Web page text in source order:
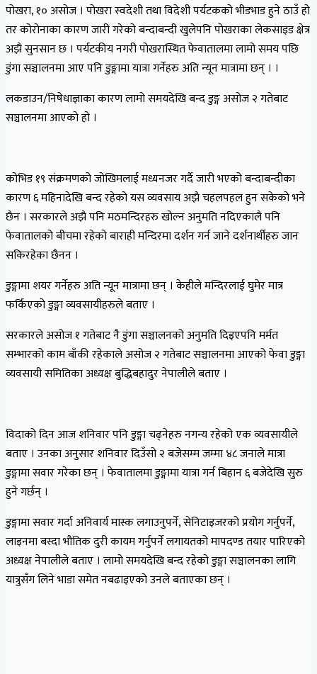
पोखरा, १० असोज । पोखरा स्वदेशी तथा विदेशी पर्यटकको भीडभाड हुने ठाउँ हो
तर कोरोनाका कारण जारी गरेको बन्दाबन्दी खुलेपनि पोखराका लेकसाइड क्षेत्र
अझै सुनसान छ । पर्यटकीय नगरी पोखरास्थित फेवातालमा लामो समय पछि
डुंगा सञ्चालनमा आए पनि डुङ्गामा यात्रा गर्नेहरु अति न्यून मात्रामा छन् । ।
लकडाउन/निषेधाज्ञाका कारण लामो समयदेखि बन्द डुङ्ग असोज २ गतेबाट
सञ्चालनमा आएको हो ।
कोभिड १९ संक्रमणको जोखिमलाई मध्यनजर गर्दै जारी भएको बन्दाबन्दीका
कारण ६ महिनादेखि बन्द रहेको यस व्यवसाय अझै चहलपहल हुन सकेको भने
छैन । सरकारले अझै पनि मठमन्दिरहरु खोल्न अनुमति नदिएकालै पनि
फेवातालको बीचमा रहेको बाराही मन्दिरमा दर्शन गर्न जाने दर्शनार्थीहरु जान
सकिरहेका छैनन ।
डुङ्गामा शयर गर्नेहरु अति न्यून मात्रामा छन् । केहीले मन्दिरलाई घुमेर मात्र
फर्किएको डुङ्गा व्यवसायीहरुले बताए ।
सरकारले असोज १ गतेबाट नै डुंगा सञ्चालनको अनुमति दिइएपनि मर्मत
सम्भारको काम बाँकी रहेकाले असोज २ गतेबाट सञ्चालनमा आएको फेवा डुङ्गा
व्यवसायी समितिका अध्यक्ष बुद्धिबहादुर नेपालीले बताए ।
विदाको दिन आज शनिवार पनि डुङ्गा चढ्नेहरु नगन्य रहेको एक व्यवसायीले
बताए । उनका अनुसार शनिवार दिउँसो २ बजेसम्म जम्मा ४८ जनाले मात्रा
डुङ्गामा सवार गरेका छन् । फेवातालमा डुङ्गामा यात्रा गर्न बिहान ६ बजेदेखि सुरु
हुने गर्छन् ।
डुङ्गामा सवार गर्दा अनिवार्य मास्क लगाउनुपर्ने, सेनिटाइजरको प्रयोग गर्नुपर्ने,
लाइनमा बस्दा भौतिक दुरी कायम गर्नुपर्ने लगायतको मापदण्ड तयार पारिएको
अध्यक्ष नेपालीले बताए । लामो समयदेखि बन्द रहेको डुङ्गा सञ्चालनका लागि
यात्रुसँग लिने भाडा समेत नबढाइएको उनले बताएका छन् ।